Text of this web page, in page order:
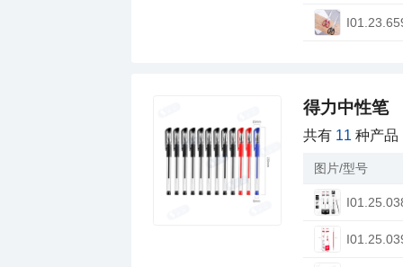
得力中性笔
共有 11 种产品
图片/型号